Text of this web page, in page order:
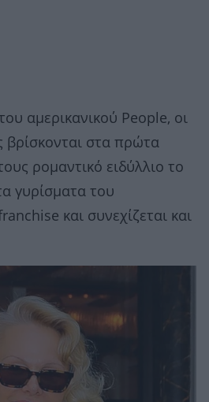
αμερικανικού People, οι
στα πρώτα
ρομαντικό ειδύλλιο το
γυρίσματα του
και συνεχίζεται και